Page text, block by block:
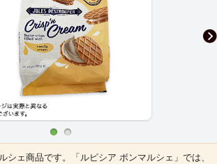
シェ商品です。「ルピシア ボンマルシェ」では、